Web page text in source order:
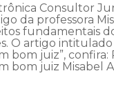
Consultor
da professora
fundamentais
O artigo intitulado
bom juiz”, confira:
bom juiz Misabel